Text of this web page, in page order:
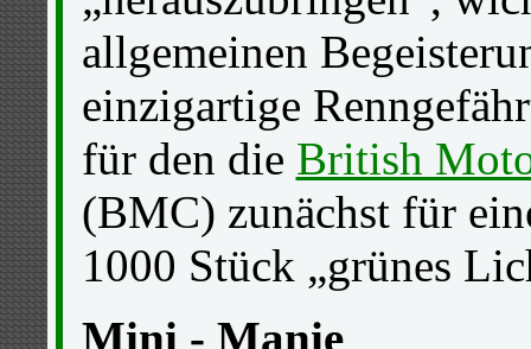
allgemeinen
einzigartige
für den die British
(BMC) zunächst für
1000 Stück „grünes
Mini - Manie